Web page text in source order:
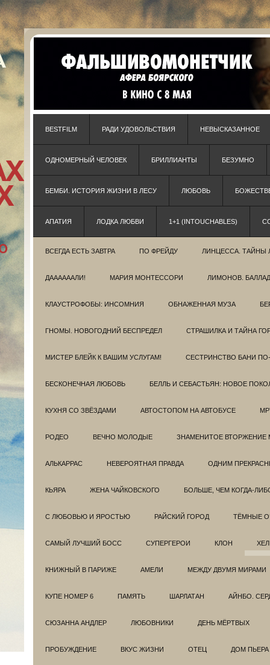
BESTFILM РАДИ УДОВОЛЬСТВИЯ НЕВЫСКАЗАННОЕ
ОДНОМЕРНЫЙ ЧЕЛОВЕК БРИЛЛИАНТЫ БЕЗУМНО
БЕМБИ. ИСТОРИЯ ЖИЗНИ В ЛЕСУ ЛЮБОВЬ
АПАТИЯ ЛОДКА ЛЮБВИ 1+1 (INTOUCHABLES)
ВСЕГДА ЕСТЬ ЗАВТРА ПО ФРЕЙДУ ЛИНЦЕССА. ТАЙНЫ
ДААААААЛИ! МАРИЯ МОНТЕССОРИ ЛИМОНОВ.
КЛАУСТРОФОБЫ: ИНСОМНИЯ ОБНАЖЕННАЯ МУЗА
ГНОМЫ. НОВОГОДНИЙ БЕСПРЕДЕЛ СТРАШИЛКА И ТАЙНА
МИСТЕР БЛЕЙК К ВАШИМ УСЛУГАМ! СЕСТРИНСТВО БАНИ
БЕСКОНЕЧНАЯ ЛЮБОВЬ БЕЛЛЬ И СЕБАСТЬЯН: НОВОЕ
КУХНЯ СО ЗВЁЗДАМИ АВТОСТОПОМ НА АВТОБУСЕ
РОДЕО ВЕЧНО МОЛОДЫЕ ЗНАМЕНИТОЕ ВТОРЖЕНИЕ
АЛЬКАРРАС НЕВЕРОЯТНАЯ ПРАВДА ОДНИМ
КЬЯРА ЖЕНА ЧАЙКОВСКОГО БОЛЬШЕ, ЧЕМ КОГДА-
С ЛЮБОВЬЮ И ЯРОСТЬЮ РАЙСКИЙ ГОРОД ТЁМНЫЕ
САМЫЙ ЛУЧШИЙ БОСС СУПЕРГЕРОИ КЛОН
КНИЖНЫЙ В ПАРИЖЕ АМЕЛИ МЕЖДУ ДВУМЯ МИРАМИ
КУПЕ НОМЕР 6 ПАМЯТЬ ШАРЛАТАН АЙНБО.
СЮЗАННА АНДЛЕР ЛЮБОВНИКИ ДЕНЬ МЁРТВЫХ
ПРОБУЖДЕНИЕ ВКУС ЖИЗНИ ОТЕЦ ДОМ ПЬЕРА